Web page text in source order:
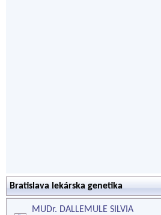
Bratislava lekárska genetika
MUDr. DALLEMULE SILVIA